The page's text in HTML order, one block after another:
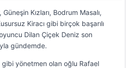
Güneşin Kızları, Bodrum Masalı,
Kiracı gibi birçok başarılı
Dilan Çiçek Deniz son
gündemde.
gibi yönetmen olan oğlu Rafael